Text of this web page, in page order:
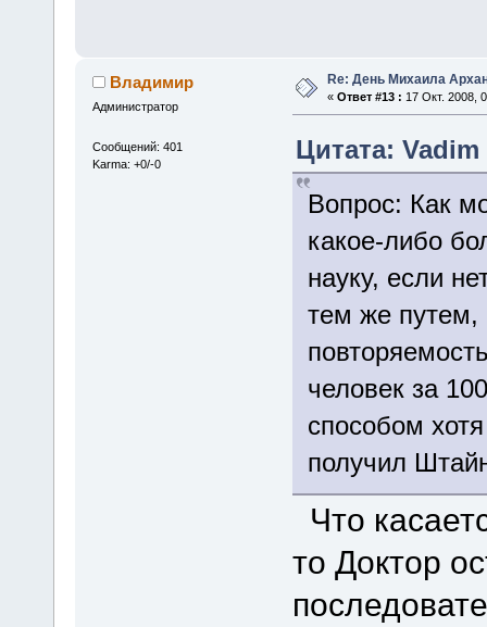
Владимир
Администратор
Сообщений: 401
Karma: +0/-0
Re: День Михаила
« Ответ #13 : 17 Окт. 2008,
Цитата: Vadim
Вопрос: Как
какое-либо
науку, если
тем же путем,
человек за
способом
получил
Что
то Доктор